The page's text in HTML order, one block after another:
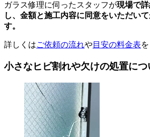
ガラス修理に伺ったスタッフが現場で
し、 金額と施工内容に同意をいただいて
す。
詳しくはご依頼の流れや目安の料金表
小さなヒビ割れや欠けの処置につ